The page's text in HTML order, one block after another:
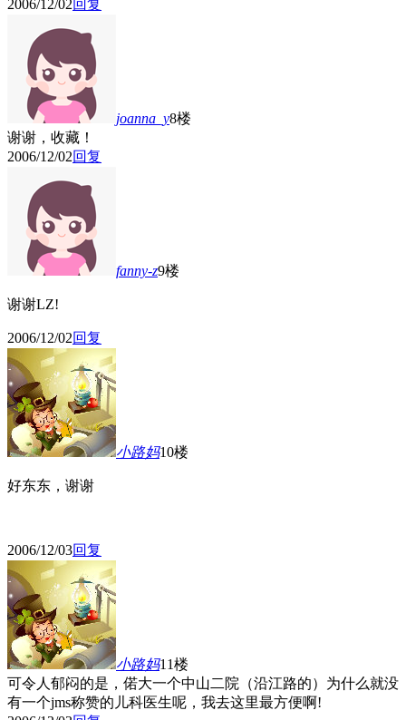
2006/12/02回复
joanna_y8楼
谢谢，收藏！
2006/12/02回复
fanny-z9楼
谢谢LZ!
2006/12/02回复
小路妈10楼
好东东，谢谢
2006/12/03回复
小路妈11楼
可令人郁闷的是， 偌大一个中山二院（沿江路的）为什么就没
有一个jms称赞的儿科医生呢 ，我去这里最方便啊!